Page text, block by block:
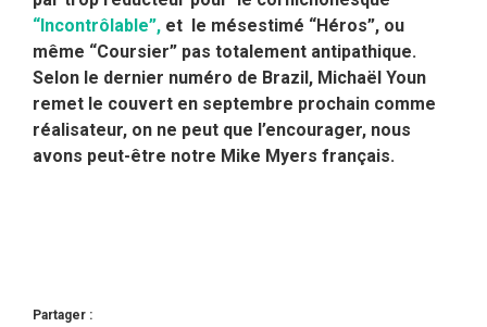
“Incontrôlable”, et le mésestimé “Héros”, ou
même “Coursier” pas totalement antipathique.
Selon le dernier numéro de Brazil, Michaël Youn
remet le couvert en septembre prochain comme
réalisateur, on ne peut que l’encourager, nous
avons peut-être notre Mike Myers français.
Partager :